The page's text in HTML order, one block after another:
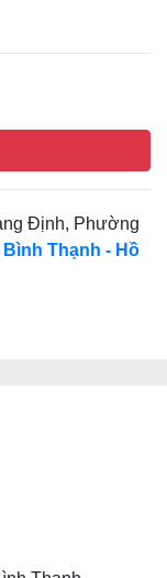
Định, Phường
Bình Thạnh - Hồ